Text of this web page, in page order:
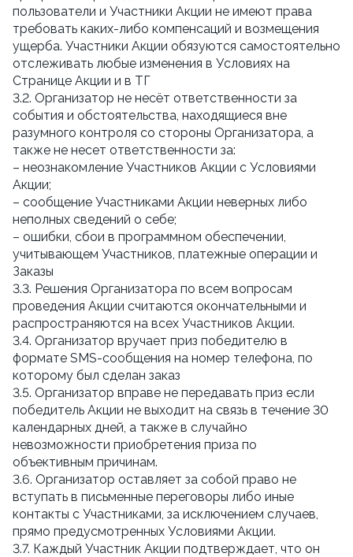
пользователи и Участники Акции не имеют права
требовать каких-либо компенсаций и возмещения
ущерба. Участники Акции обязуются самостоятельно
отслеживать любые изменения в Условиях на
Странице Акции и в ТГ
3.2. Организатор не несёт ответственности за
события и обстоятельства, находящиеся вне
разумного контроля со стороны Организатора, а
также не несет ответственности за:
– неознакомление Участников Акции с Условиями
Акции;
– сообщение Участниками Акции неверных либо
неполных сведений о себе;
– ошибки, сбои в программном обеспечении,
учитывающем Участников, платежные операции и
Заказы
3.3. Решения Организатора по всем вопросам
проведения Акции считаются окончательными и
распространяются на всех Участников Акции.
3.4. Организатор вручает приз победителю в
формате SMS-сообщения на номер телефона, по
которому был сделан заказ
3.5. Организатор вправе не передавать приз если
победитель Акции не выходит на связь в течение 30
календарных дней, а также в случайно
невозможности приобретения приза по
объективным причинам.
3.6. Организатор оставляет за собой право не
вступать в письменные переговоры либо иные
контакты с Участниками, за исключением случаев,
прямо предусмотренных Условиями Акции.
3.7. Каждый Участник Акции подтверждает, что он